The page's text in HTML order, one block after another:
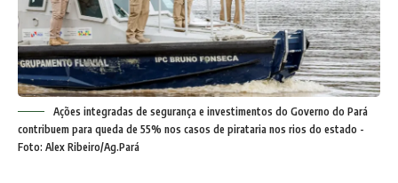
Ações integradas de segurança e investimentos do Governo do Pará
contribuem para queda de 55% nos casos de pirataria nos rios do estado -
Foto: Alex Ribeiro/Ag.Pará